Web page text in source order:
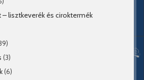
– lisztkeverék és ciroktermék
(3)
(6)